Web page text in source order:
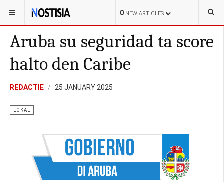
0 NEW ARTICLES
YOU ARE HERE: ARUBA
Aruba su seguridad ta score
halto den Caribe
REDACTIE 25 JANUARY 2025
LOKAL